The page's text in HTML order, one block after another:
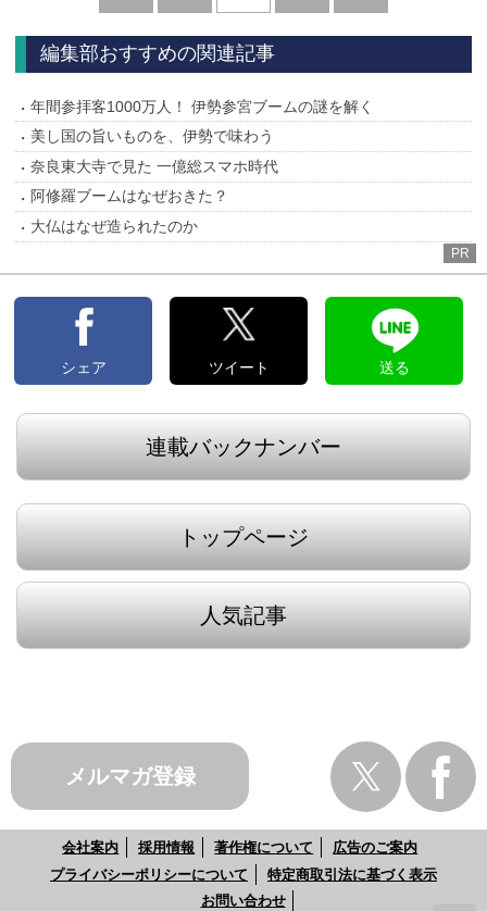
へ
へ
編集部おすすめの関連記事
年間参拝客1000万人！ 伊勢参宮ブームの謎を解く
美し国の旨いものを、伊勢で味わう
奈良東大寺で見た 一億総スマホ時代
阿修羅ブームはなぜおきた？
大仏はなぜ造られたのか
PR
シェア ツイート 送る
連載バックナンバー
トップページ
人気記事
メルマガ登録
会社案内 採用情報 著作権について
広告のご案内
プライバシーポリシーについて
特定商取引法に基づく表示
お問い合わせ